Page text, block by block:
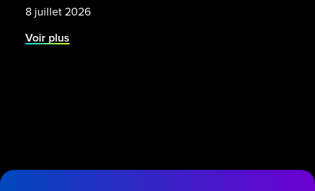
8 juillet 2026
Voir plus